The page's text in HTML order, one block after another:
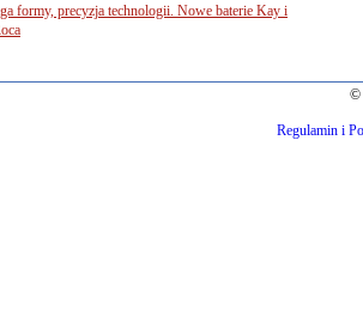
formy, precyzja technologii. Nowe baterie Kay i
©
Regulamin i